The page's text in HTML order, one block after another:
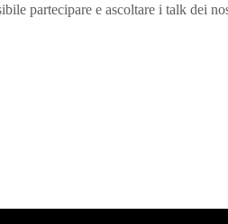
partecipare e ascoltare i talk dei